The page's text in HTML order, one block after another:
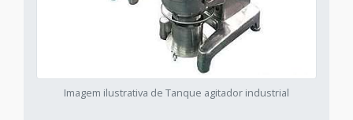
Imagem ilustrativa de Tanque agitador industrial